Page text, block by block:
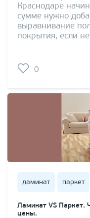
Краснодаре
сумме нужно
выравнивание
покрытия, если
0
ламинат паркет
Ламинат VS Паркет.
цены.